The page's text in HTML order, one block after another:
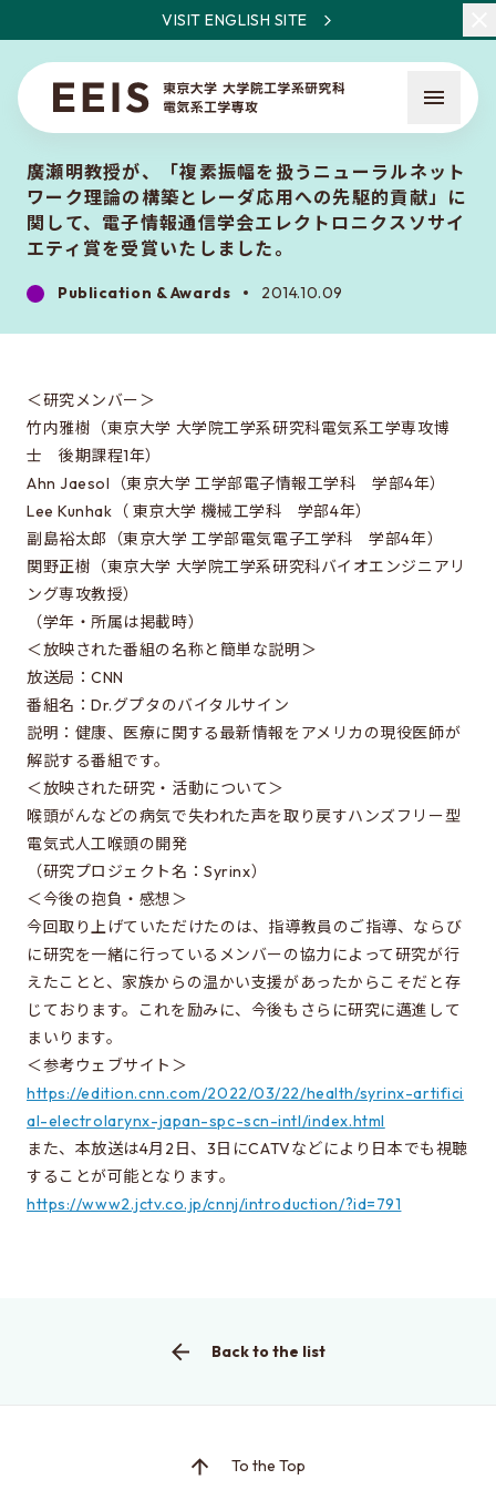
VISIT ENGLISH SITE
What is EEIS
About the entrance examination
Special oral examination for master course
Orientation for the entrance examination
Guide for entrance examinations / Required
files (Guide for entrance examination,
Summary of your desired master/doctor thesis
project and Grade summary sheet)
Information about exam subjects
Entrance Examination FAQ
For those aiming for EEIS
Testimonials of Students
Career paths and Ph.D.
Financial support for graduate students
Learn more about EEIS
Reunion
Electrical Engineering Office
Links to related organizations
Contact & Access
廣瀬明教授が、「複素振幅を扱うニューラルネット
ワーク理論の構築とレーダ応用への先駆的貢献」に
関して、電子情報通信学会エレクトロニクスソサイ
エティ賞を受賞いたしました。
Publication & Awards 2014.10.09
＜研究メンバー＞
竹内雅樹（東京大学 大学院工学系研究科電気系工学専攻博
士 後期課程1年）
Ahn Jaesol（東京大学 工学部電子情報工学科 学部4年）
Lee Kunhak（ 東京大学 機械工学科 学部4年）
副島裕太郎（東京大学 工学部電気電子工学科 学部4年）
関野正樹（東京大学 大学院工学系研究科バイオエンジニアリ
ング専攻教授）
（学年・所属は掲載時）
＜放映された番組の名称と簡単な説明＞
放送局：CNN
番組名：Dr.グプタのバイタルサイン
説明：健康、医療に関する最新情報をアメリカの現役医師が
解説する番組です。
＜放映された研究・活動について＞
喉頭がんなどの病気で失われた声を取り戻すハンズフリー型
電気式人工喉頭の開発
（研究プロジェクト名：Syrinx）
＜今後の抱負・感想＞
今回取り上げていただけたのは、指導教員のご指導、ならび
に研究を一緒に行っているメンバーの協力によって研究が行
えたことと、家族からの温かい支援があったからこそだと存
じております。これを励みに、今後もさらに研究に邁進して
まいります。
＜参考ウェブサイト＞
https://edition.cnn.com/2022/03/22/health/syrinx-artifici
al-electrolarynx-japan-spc-scn-intl/index.html
また、本放送は4月2日、3日にCATVなどにより日本でも視聴
することが可能となります。
https://www2.jctv.co.jp/cnnj/introduction/?id=791
Back to the list
To the Top